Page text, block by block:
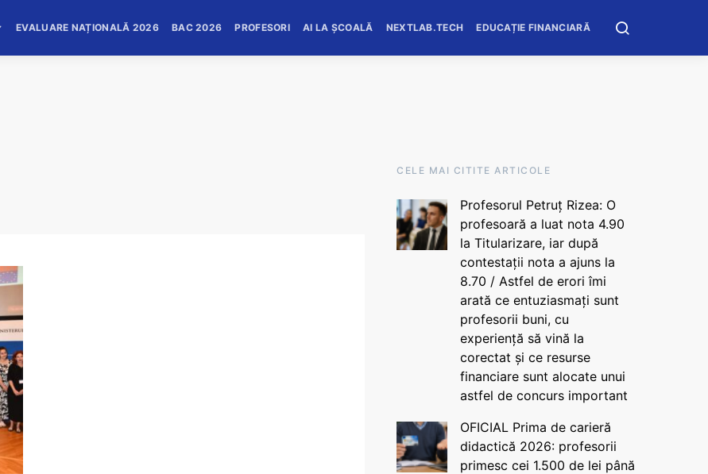
EVALUARE NAȚIONALĂ 2026 BAC 2026 PROFESORI AI LA ȘCOALĂ NEXTLAB.TECH EDUCAȚIE FINANCIARĂ
CELE MAI CITITE ARTICOLE
Profesorul Petruț Rizea: O
profesoară a luat nota 4.90
la Titularizare, iar după
contestații nota a ajuns la
8.70 / Astfel de erori îmi
arată ce entuziasmați sunt
profesorii buni, cu
experiență să vină la
corectat și ce resurse
financiare sunt alocate unui
astfel de concurs important
OFICIAL Prima de carieră
didactică 2026: profesorii
primesc cei 1.500 de lei până